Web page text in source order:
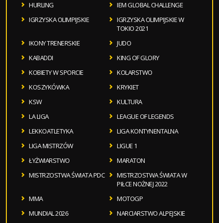
HURLING
IEM GLOBAL CHALLENGE
IGRZYSKA OLIMPIJSKIE
IGRZYSKA OLIMPIJSKIE W
TOKIO 2021
IKONY TRENERSKIE
JUDO
KABADDI
KING OF GLORY
KOBIETY W SPORCIE
KOLARSTWO
KOSZYKÓWKA
KRYKIET
KSW
KULTURA
LA LIGA
LEAGUE OF LEGENDS
LEKKOATLETYKA
LIGA KONTYNENTALNA
LIGA MISTRZÓW
LIGUE 1
ŁYŻWIARSTWO
MARATON
MISTRZOSTWA ŚWIATA PDC
MISTRZOSTWA ŚWIATA W
PIŁCE NOŻNEJ 2022
MMA
MOTOGP
MUNDIAL 2026
NARCIARSTWO ALPEJSKIE